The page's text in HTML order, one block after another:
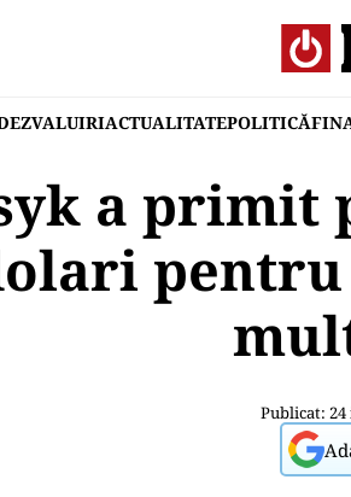
ACTUALITATEPOLITICĂ
a primit
pentru
Publicat: 24